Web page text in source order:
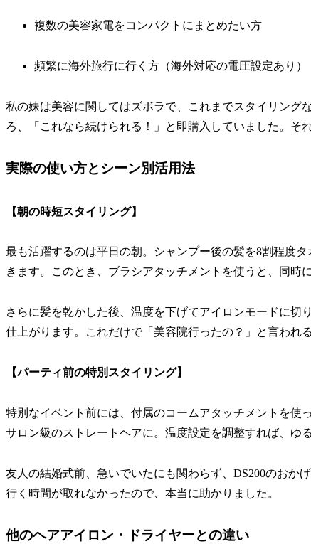
複数の美容家電をコンパクトにまとめたい方
頻繁に海外旅行に行く方（海外対応の電圧設定あり）
私の妹は美容に関してはズボラで、これまでスタイリング
ろ、「これなら続けられる！」と即購入していました。そ
実際の使い方とシーン別活用法
【朝の時短スタイリング】
最も活躍するのは平日の朝。シャンプー後の髪を8割程度
きます。このとき、ブラシアタッチメントを使うと、同時
さらに髪を乾かした後、温度を下げてアイロンモードに切
仕上がります。これだけで「美容院行ったの？」と言われ
【パーティ前の特別スタイリング】
特別なイベント前には、付属のコームアタッチメントを使
サロン級のストレートヘアに。温度設定を調整すれば、ゆ
友人の結婚式前、急いでいたにも関わらず、DS200のおか
行く時間が取れなかったので、本当に助かりました。
他のヘアアイロン・ドライヤーとの違い